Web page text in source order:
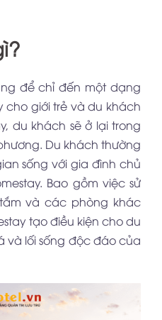
để chỉ đến một dạng
cho giới trẻ và du khách
du khách sẽ ở lại trong
Du khách thường
sống với gia đình chủ
Bao gồm việc sử
và các phòng khác
tạo điều kiện cho du
và lối sống độc đáo của